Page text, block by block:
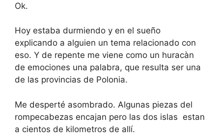
Ok.
Hoy estaba durmiendo y en el sueño
explicando a alguien un tema relacionado con
eso. Y de repente me viene como un huracàn
de emociones una palabra, que resulta ser una
de las provincias de Polonia.
Me desperté asombrado. Algunas piezas del
rompecabezas encajan pero las dos islas estan
a cientos de kilometros de allí.